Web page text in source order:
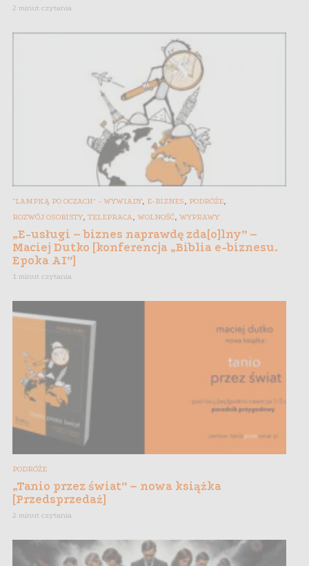
2 minut czytania
"LAMPKĄ PO OCZACH" - WYWIADY, E-BIZNES PODRÓŻE
ROZWÓJ OSOBISTY, TELEPRACA WOLNOŚĆ WYPRAWY
„E-usługi – biznes naprawdę zda[o]lny” –
Maciej Dutko [konferencja „Biblia e-biznesu.
Epoka AI”]
1 minut czytania
PODRÓŻE
„Tanio przez świat” – nowa książka
[Przedsprzedaż]
2 minut czytania